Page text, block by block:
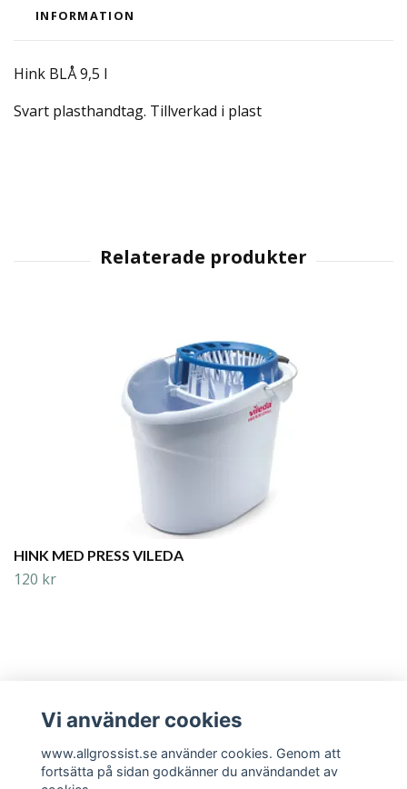
INFORMATION
Hink BLÅ 9,5 l
Svart plasthandtag. Tillverkad i plast
HINK MED PRESS VILEDA
120 kr
Läs mer
Vi använder cookies
www.allgrossist.se använder cookies. Genom att
fortsätta på sidan godkänner du användandet av